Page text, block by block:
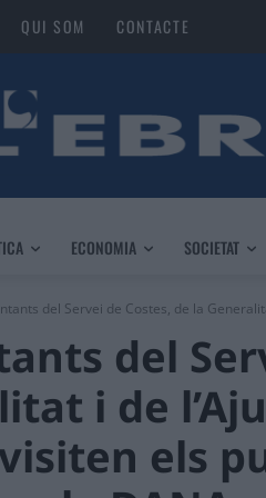
QUI SOM CONTACTE
ECONOMIA SOCIETAT
del Servei de Costes, de la
del
i de
els